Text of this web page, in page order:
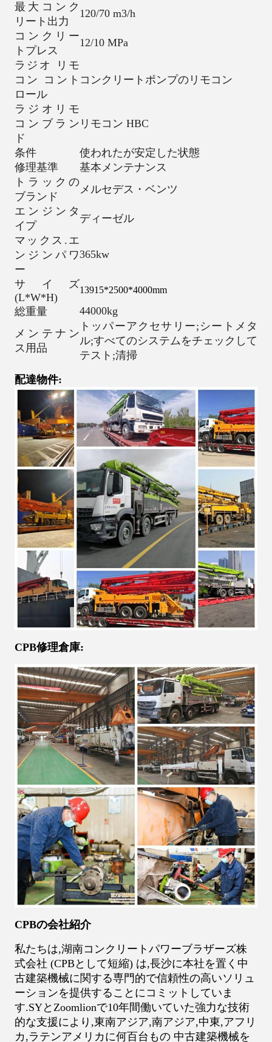
最大コンク
リート出力
120/70 m3/h
コンクリー
トプレス
12/10 MPa
ラジオ リモ
コン コント
ロール
コンクリートポンプのリモコン
ラジオリモ
コンブラン
ド
リモコン HBC
条件
使われたが安定した状態
修理基準
基本メンテナンス
トラックの
ブランド
メルセデス・ベンツ
エンジンタ
イプ
ディーゼル
マックス.エ
ンジンパワ
ー
365kw
サイズ
(L*W*H)
13915*2500*4000mm
総重量
44000kg
メンテナン
ス用品
トッパーアクセサリー;シートメタ
ル;すべてのシステムをチェックして
テスト;清掃
配達物件:
CPB修理倉庫:
CPBの会社紹介
私たちは,湖南コンクリートパワーブラザーズ株
式会社 (CPBとして短縮) は,長沙に本社を置く中
古建築機械に関する専門的で信頼性の高いソリュ
ーションを提供することにコミットしていま
す.SYとZoomlionで10年間働いていた強力な技術
的な支援により,東南アジア,南アジア,中東,アフリ
カ,ラテンアメリカに何百台もの 中古建築機械を